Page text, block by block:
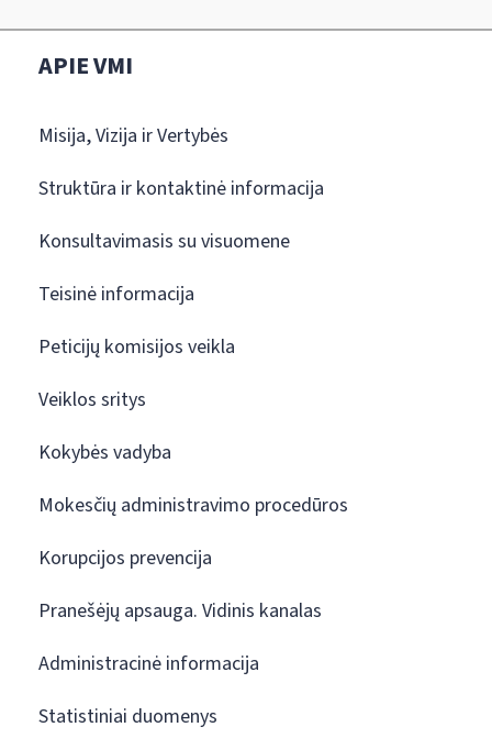
APIE VMI
Misija, Vizija ir Vertybės
Struktūra ir kontaktinė informacija
Konsultavimasis su visuomene
Teisinė informacija
Peticijų komisijos veikla
Veiklos sritys
Kokybės vadyba
Mokesčių administravimo procedūros
Korupcijos prevencija
Pranešėjų apsauga. Vidinis kanalas
Administracinė informacija
Statistiniai duomenys